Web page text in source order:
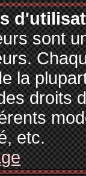
sont
la
droits
etc.